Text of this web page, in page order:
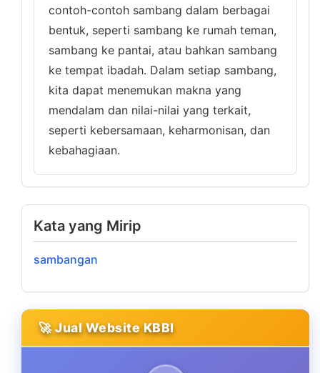
contoh-contoh sambang dalam berbagai
bentuk, seperti sambang ke rumah teman,
sambang ke pantai, atau bahkan sambang
ke tempat ibadah. Dalam setiap sambang,
kita dapat menemukan makna yang
mendalam dan nilai-nilai yang terkait,
seperti kebersamaan, keharmonisan, dan
kebahagiaan.
Kata yang Mirip
sambangan
🚀 Jual Website KBBI